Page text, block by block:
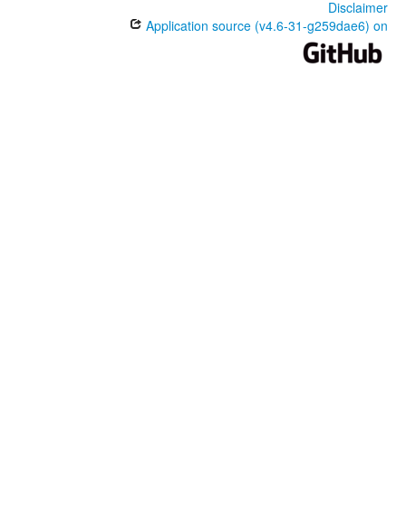
Disclaimer
Application source (v4.6-31-g259dae6) on